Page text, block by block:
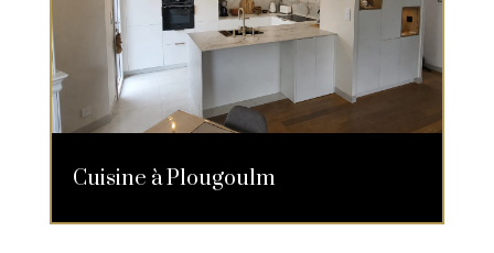
Cuisine à Plougoulm